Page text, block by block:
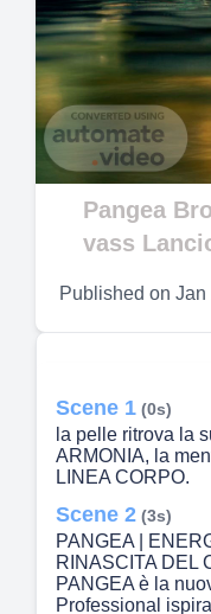
Pangea
vass
Published on Jan
Scene 1 (0s)
la pelle ritrova la
ARMONIA, la
LINEA CORPO.
Scene 2 (3s)
PANGEA |
RINASCITA DEL
PANGEA è la
Professional